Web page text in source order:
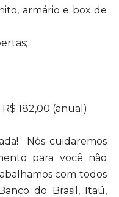
armário e box de
182,00 (anual)
Nós cuidaremos
para você não
com todos
do Brasil, Itaú,